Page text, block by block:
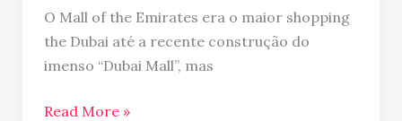
O Mall of the Emirates era o maior shopping
the Dubai até a recente construção do
imenso “Dubai Mall”, mas
Read More »